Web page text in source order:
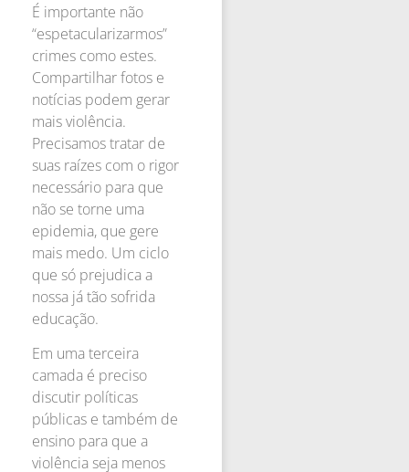
É importante não
“espetacularizarmos”
crimes como estes.
Compartilhar fotos e
notícias podem gerar
mais violência.
Precisamos tratar de
suas raízes com o rigor
necessário para que
não se torne uma
epidemia, que gere
mais medo. Um ciclo
que só prejudica a
nossa já tão sofrida
educação.
Em uma terceira
camada é preciso
discutir políticas
públicas e também de
ensino para que a
violência seja menos